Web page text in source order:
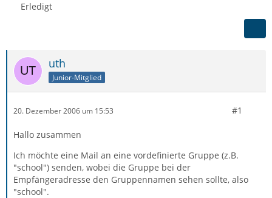
Erledigt
uth
Junior-Mitglied
20. Dezember 2006 um 15:53 #1
Hallo zusammen
Ich möchte eine Mail an eine vordefinierte Gruppe (z.B.
"school") senden, wobei die Gruppe bei der
Empfängeradresse den Gruppennamen sehen sollte, also
"school".